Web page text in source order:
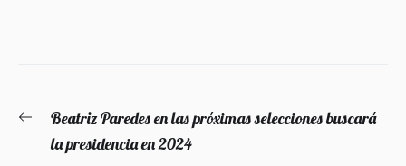
Navegación
Entrada
anterior:
Beatriz Paredes en las próximas selecciones buscará
la presidencia en 2024